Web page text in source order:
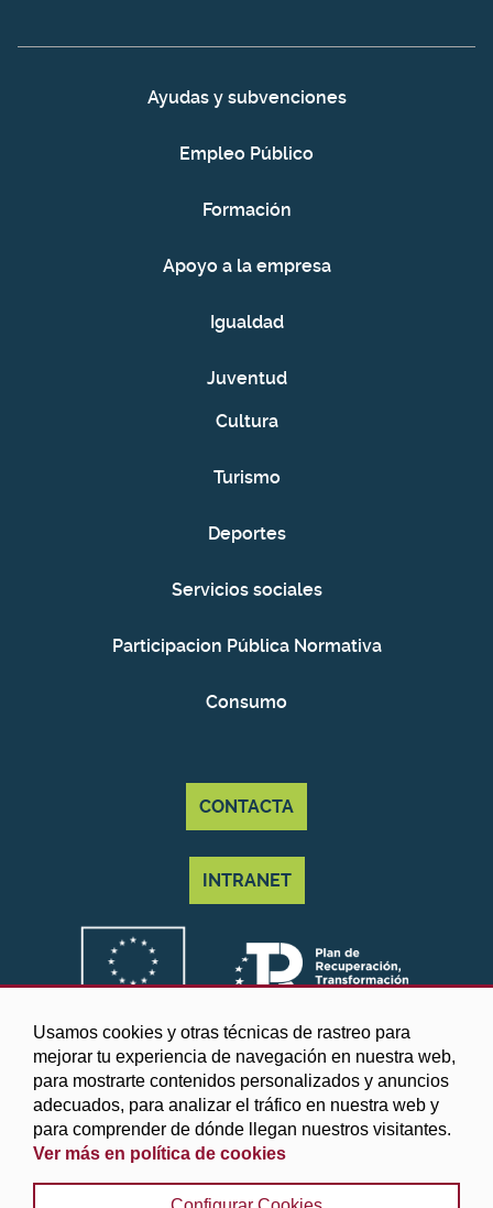
Usamos cookies y otras técnicas de rastreo para
mejorar tu experiencia de navegación en nuestra web,
para mostrarte contenidos personalizados y anuncios
adecuados, para analizar el tráfico en nuestra web y
para comprender de dónde llegan nuestros visitantes.
Ver más en política de cookies
Ayudas y subvenciones
Empleo Público
Formación
Apoyo a la empresa
Igualdad
Juventud
Cultura
Turismo
Deportes
Servicios sociales
Participacion Pública Normativa
Consumo
CONTACTA
INTRANET
©2025 Diputación de Granada